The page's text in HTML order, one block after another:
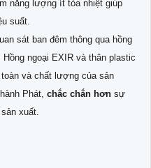
năng lượng ít tỏa nhiệt giúp
suất.
sát ban đêm thông qua hồng
ngoại EXIR và thân plastic
và chất lượng của sản
Phát, chắc chắn hơn sự
xuất.